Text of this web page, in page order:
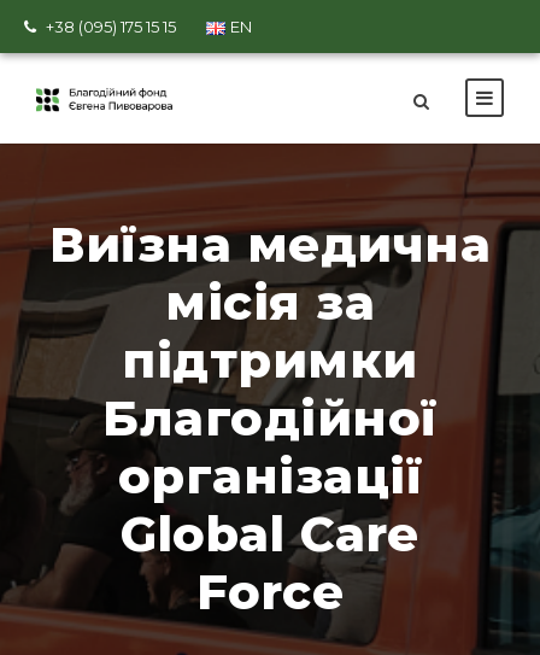
+38 (095) 175 15 15 EN
Виїзна медична
місія за
підтримки
Благодійної
організації
Global Care
Force